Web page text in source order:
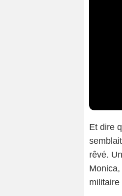
Et dire
rêvé.
Monica,
militaire